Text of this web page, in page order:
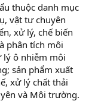
thuộc danh mục
vật tư chuyên
xử lý, chế biến
phân tích môi
lý ô nhiễm môi
sản phẩm xuất
xử lý chất thải
và Môi trường.